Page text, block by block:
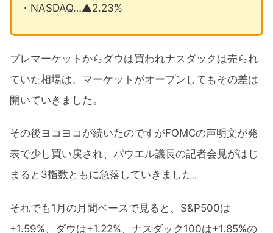
・NASDAQ…▲2.23%
プレマーケットからダウは買われナスダックは売られ
ていた相場は、マーケットがオープンしてもその差は
開いていきました。
その後ヨコヨコが続いたのですがFOMCの声明文が発
表で少し買い戻され、パウエル議長の記者会見がはじ
まると3指数ともに急落していきました。
それでも1月の月間ベースで見ると、S&P500は
+1.59%、ダウは+1.22%、ナスダック100は+1.85%の